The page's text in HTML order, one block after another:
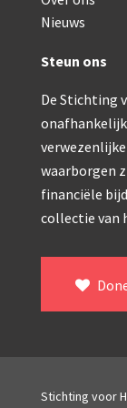
Watson &
ROW,
Nieuws
Steun ons
De Stichting
waarborgen
financiële
collectie van
Stichting voor